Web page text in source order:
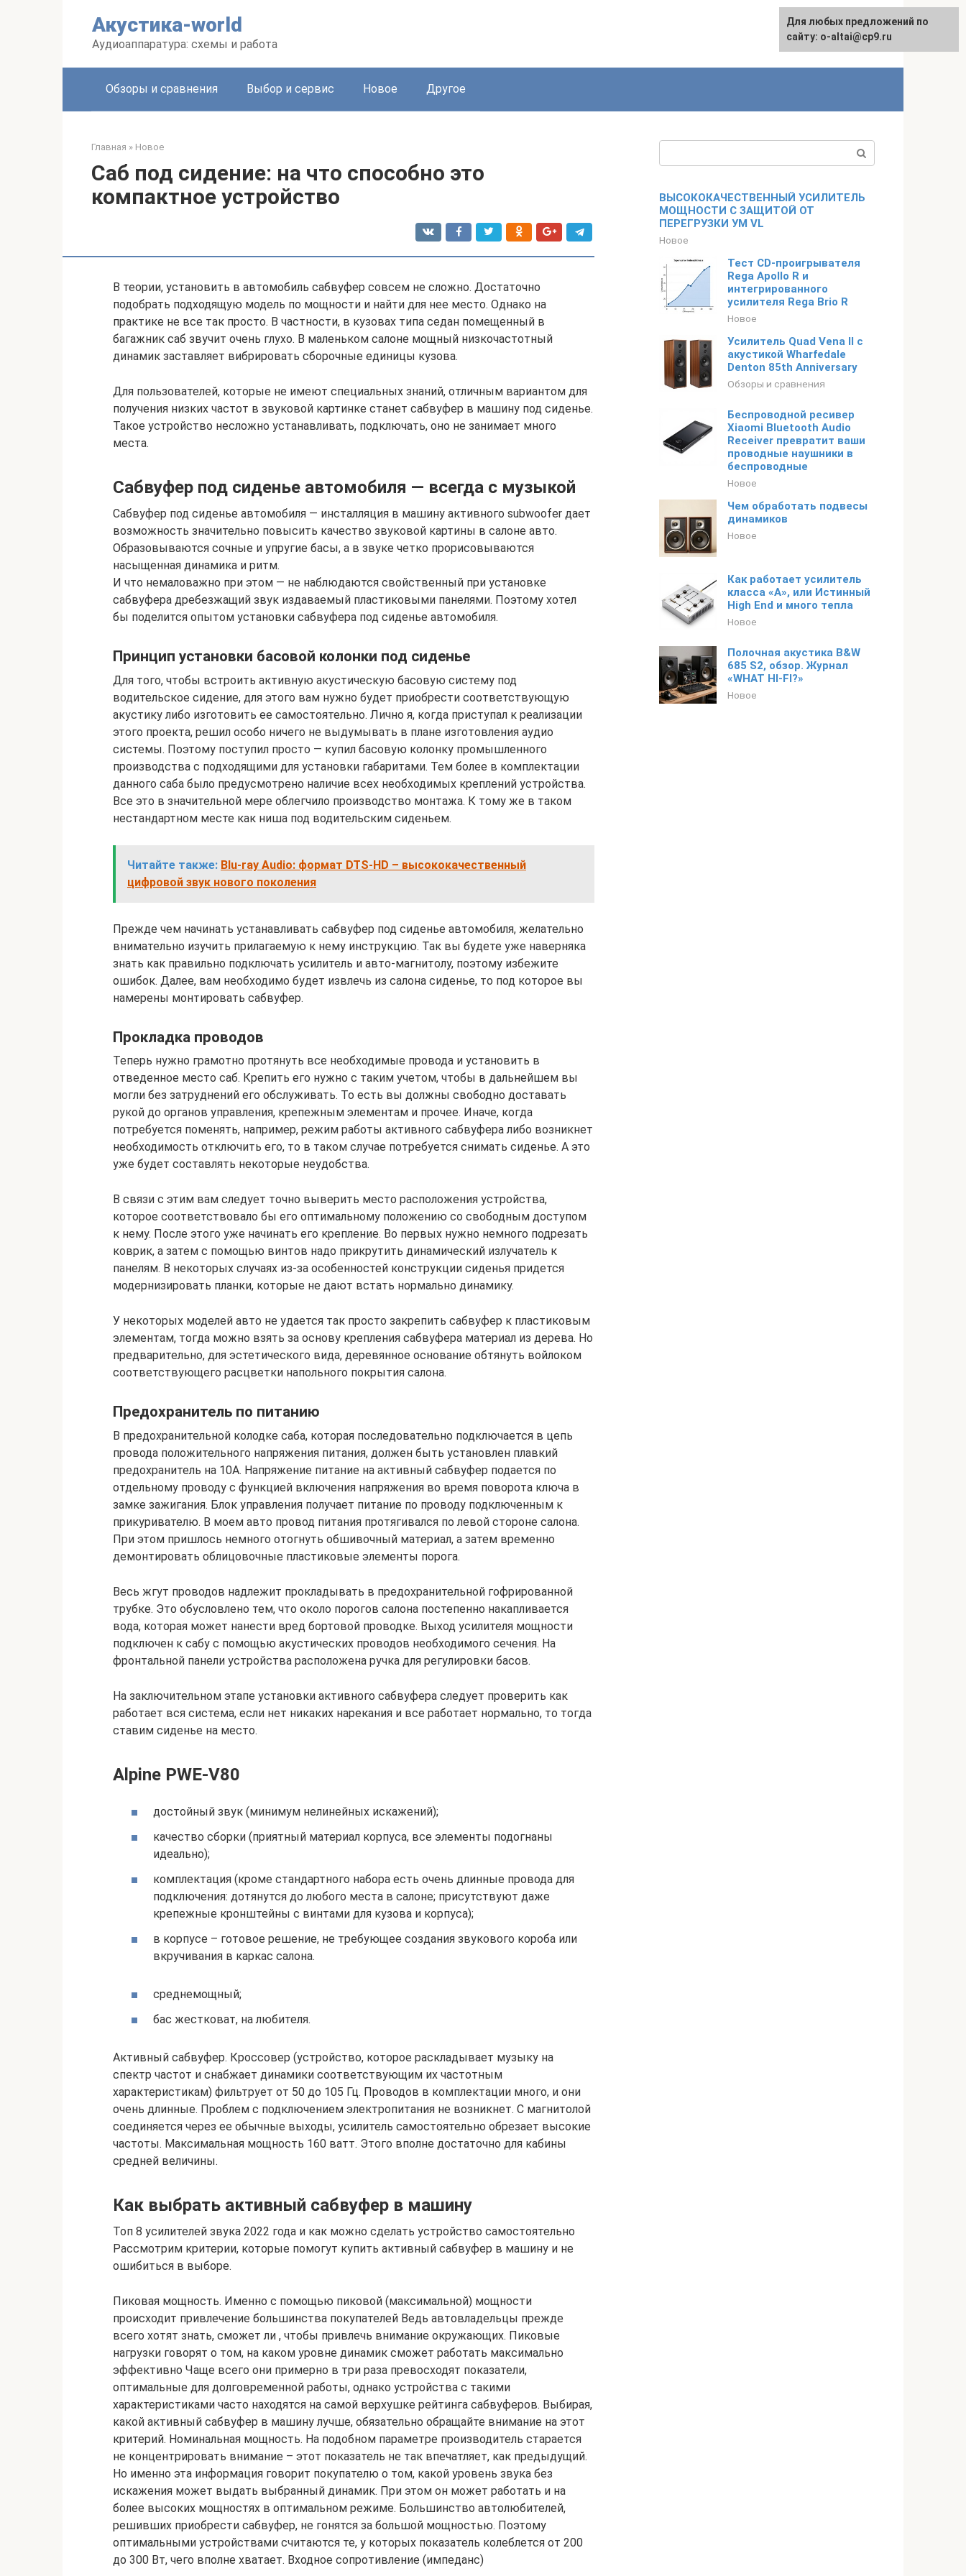
Акустика-world
Аудиоаппаратура: схемы и работа
English
Обзоры и сравнения Выбор и сервис Новое Другое
Главная » Новое
Саб под сидение: на что способно это
компактное устройство
В теории, установить в автомобиль сабвуфер совсем не сложно. Достаточно
подобрать подходящую модель по мощности и найти для нее место. Однако на
практике не все так просто. В частности, в кузовах типа седан помещенный в
багажник саб звучит очень глухо. В маленьком салоне мощный низкочастотный
динамик заставляет вибрировать сборочные единицы кузова.
Для пользователей, которые не имеют специальных знаний, отличным вариантом для
получения низких частот в звуковой картинке станет сабвуфер в машину под сиденье.
Такое устройство несложно устанавливать, подключать, оно не занимает много
места.
Сабвуфер под сиденье автомобиля — всегда с музыкой
Сабвуфер под сиденье автомобиля — инсталляция в машину активного subwoofer дает
возможность значительно повысить качество звуковой картины в салоне авто.
Образовываются сочные и упругие басы, а в звуке четко прорисовываются
насыщенная динамика и ритм.
И что немаловажно при этом — не наблюдаются свойственный при установке
сабвуфера дребезжащий звук издаваемый пластиковыми панелями. Поэтому хотел
бы поделится опытом установки сабвуфера под сиденье автомобиля.
Принцип установки басовой колонки под сиденье
Для того, чтобы встроить активную акустическую басовую систему под
водительское сидение, для этого вам нужно будет приобрести соответствующую
акустику либо изготовить ее самостоятельно. Лично я, когда приступал к реализации
этого проекта, решил особо ничего не выдумывать в плане изготовления аудио
системы. Поэтому поступил просто — купил басовую колонку промышленного
производства с подходящими для установки габаритами. Тем более в комплектации
данного саба было предусмотрено наличие всех необходимых креплений устройства.
Все это в значительной мере облегчило производство монтажа. К тому же в таком
нестандартном месте как ниша под водительским сиденьем.
Читайте также: Blu-ray Audio: формат DTS-HD – высококачественный
цифровой звук нового поколения
Прежде чем начинать устанавливать сабвуфер под сиденье автомобиля, желательно
внимательно изучить прилагаемую к нему инструкцию. Так вы будете уже наверняка
знать как правильно подключать усилитель и авто-магнитолу, поэтому избежите
ошибок. Далее, вам необходимо будет извлечь из салона сиденье, то под которое вы
намерены монтировать сабвуфер.
Прокладка проводов
Теперь нужно грамотно протянуть все необходимые провода и установить в
отведенное место саб. Крепить его нужно с таким учетом, чтобы в дальнейшем вы
могли без затруднений его обслуживать. То есть вы должны свободно доставать
рукой до органов управления, крепежным элементам и прочее. Иначе, когда
потребуется поменять, например, режим работы активного сабвуфера либо возникнет
необходимость отключить его, то в таком случае потребуется снимать сиденье. А это
уже будет составлять некоторые неудобства.
В связи с этим вам следует точно выверить место расположения устройства,
которое соответствовало бы его оптимальному положению со свободным доступом
к нему. После этого уже начинать его крепление. Во первых нужно немного подрезать
коврик, а затем с помощью винтов надо прикрутить динамический излучатель к
панелям. В некоторых случаях из-за особенностей конструкции сиденья придется
модернизировать планки, которые не дают встать нормально динамику.
У некоторых моделей авто не удается так просто закрепить сабвуфер к пластиковым
элементам, тогда можно взять за основу крепления сабвуфера материал из дерева. Но
предварительно, для эстетического вида, деревянное основание обтянуть войлоком
соответствующего расцветки напольного покрытия салона.
Предохранитель по питанию
В предохранительной колодке саба, которая последовательно подключается в цепь
провода положительного напряжения питания, должен быть установлен плавкий
предохранитель на 10А. Напряжение питание на активный сабвуфер подается по
отдельному проводу с функцией включения напряжения во время поворота ключа в
замке зажигания. Блок управления получает питание по проводу подключенным к
прикуривателю. В моем авто провод питания протягивался по левой стороне салона.
При этом пришлось немного отогнуть обшивочный материал, а затем временно
демонтировать облицовочные пластиковые элементы порога.
Весь жгут проводов надлежит прокладывать в предохранительной гофрированной
трубке. Это обусловлено тем, что около порогов салона постепенно накапливается
вода, которая может нанести вред бортовой проводке. Выход усилителя мощности
подключен к сабу с помощью акустических проводов необходимого сечения. На
фронтальной панели устройства расположена ручка для регулировки басов.
На заключительном этапе установки активного сабвуфера следует проверить как
работает вся система, если нет никаких нарекания и все работает нормально, то тогда
ставим сиденье на место.
Alpine PWE-V80
достойный звук (минимум нелинейных искажений);
качество сборки (приятный материал корпуса, все элементы подогнаны
идеально);
комплектация (кроме стандартного набора есть очень длинные провода для
подключения: дотянутся до любого места в салоне; присутствуют даже
крепежные кронштейны с винтами для кузова и корпуса);
в корпусе – готовое решение, не требующее создания звукового короба или
вкручивания в каркас салона.
среднемощный;
бас жестковат, на любителя.
Активный сабвуфер. Кроссовер (устройство, которое раскладывает музыку на
спектр частот и снабжает динамики соответствующим их частотным
характеристикам) фильтрует от 50 до 105 Гц. Проводов в комплектации много, и они
очень длинные. Проблем с подключением электропитания не возникнет. С магнитолой
соединяется через ее обычные выходы, усилитель самостоятельно обрезает высокие
частоты. Максимальная мощность 160 ватт. Этого вполне достаточно для кабины
средней величины.
Как выбрать активный сабвуфер в машину
Топ 8 усилителей звука 2022 года и как можно сделать устройство самостоятельно
Рассмотрим критерии, которые помогут купить активный сабвуфер в машину и не
ошибиться в выборе.
Пиковая мощность. Именно с помощью пиковой (максимальной) мощности
происходит привлечение большинства покупателей Ведь автовладельцы прежде
всего хотят знать, сможет ли , чтобы привлечь внимание окружающих. Пиковые
нагрузки говорят о том, на каком уровне динамик сможет работать максимально
эффективно Чаще всего они примерно в три раза превосходят показатели,
оптимальные для долговременной работы, однако устройства с такими
характеристиками часто находятся на самой верхушке рейтинга сабвуферов. Выбирая,
какой активный сабвуфер в машину лучше, обязательно обращайте внимание на этот
критерий. Номинальная мощность. На подобном параметре производитель старается
не концентрировать внимание – этот показатель не так впечатляет, как предыдущий.
Но именно эта информация говорит покупателю о том, какой уровень звука без
искажения может выдать выбранный динамик. При этом он может работать и на
более высоких мощностях в оптимальном режиме. Большинство автолюбителей,
решивших приобрести сабвуфер, не гонятся за большой мощностью. Поэтому
оптимальными устройствами считаются те, у которых показатель колеблется от 200
до 300 Вт, чего вполне хватает. Входное сопротивление (импеданс)
ВЫСОКОКАЧЕСТВЕННЫЙ УСИЛИТЕЛЬ
МОЩНОСТИ С ЗАЩИТОЙ ОТ
ПЕРЕГРУЗКИ УМ VL
Новое
Тест CD-проигрывателя
Rega Apollo R и
интегрированного
усилителя Rega Brio R
Новое
Усилитель Quad Vena II с
акустикой Wharfedale
Denton 85th Anniversary
Обзоры и сравнения
Беспроводной ресивер
Xiaomi Bluetooth Audio
Receiver превратит ваши
проводные наушники в
беспроводные
Новое
Чем обработать подвесы
динамиков
Новое
Как работает усилитель
класса «А», или Истинный
High End и много тепла
Новое
Полочная акустика B&W
685 S2, обзор. Журнал
«WHAT HI-FI?»
Новое
Для любых предложений по
сайту: o-altai@cp9.ru